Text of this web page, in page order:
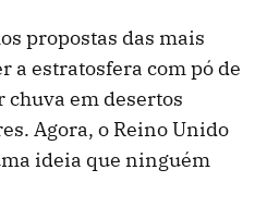
propostas das mais
a estratosfera com pó de
em desertos
Agora, o Reino Unido
ideia que ninguém